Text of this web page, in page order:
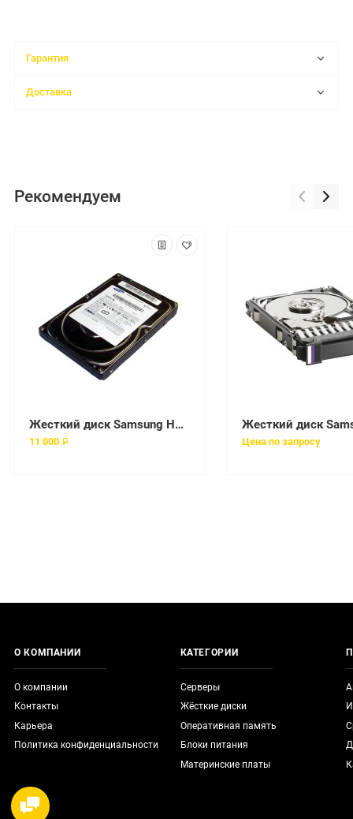
Гарантия
Доставка
Рекомендуем
Жесткий диск Samsung HM040HI 40Gb 5400 SATA 2,5" HDD
11 000 ₽ Цена по запросу
О КОМПАНИИ
О компании
Контакты
Карьера
Политика конфиденциальности
КАТЕГОРИИ
Серверы
Жёсткие диски
Оперативная память
Блоки питания
Материнские платы